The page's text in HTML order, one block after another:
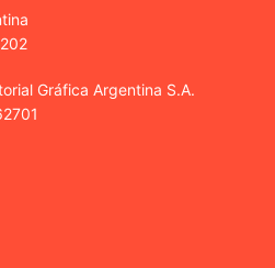
Gráfica Argentina S.A.